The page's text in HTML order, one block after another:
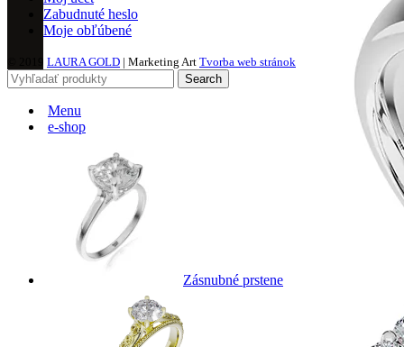
Zabudnuté heslo
Moje obľúbené
LAURA GOLD | Marketing Art Tvorba web stránok
Search
Menu
e-shop
Zásnubné prstene